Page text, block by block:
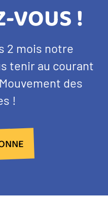
VOUS !
2 mois notre
tenir au courant
des
!